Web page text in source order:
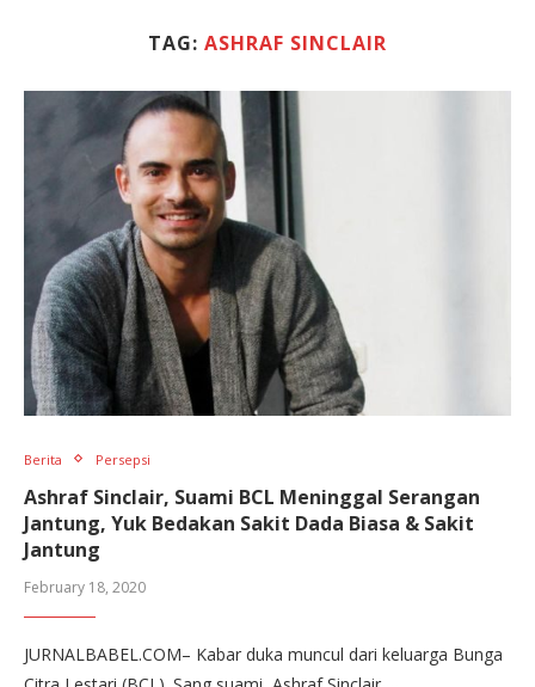
TAG: ASHRAF SINCLAIR
Berita Persepsi
Ashraf Sinclair, Suami BCL Meninggal Serangan
Jantung, Yuk Bedakan Sakit Dada Biasa & Sakit
Jantung
February 18, 2020
JURNALBABEL.COM– Kabar duka muncul dari keluarga Bunga